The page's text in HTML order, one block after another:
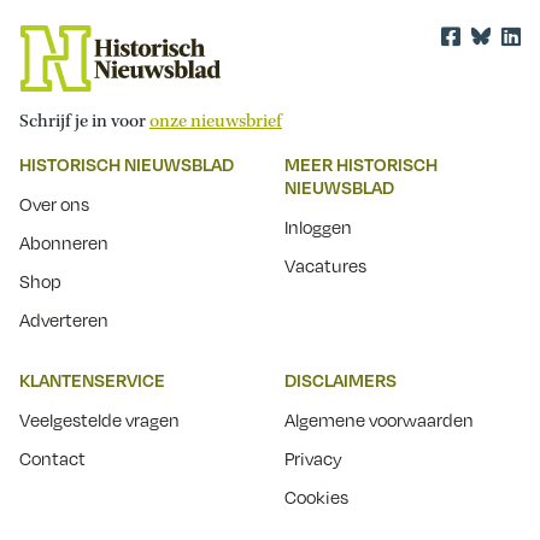
Schrijf je in vooronze nieuwsbrief
HISTORISCH NIEUWSBLAD
Over ons
Abonneren
Shop
Adverteren
MEER HISTORISCH
NIEUWSBLAD
Inloggen
Vacatures
KLANTENSERVICE
Veelgestelde vragen
Contact
DISCLAIMERS
Algemene voorwaarden
Privacy
Cookies